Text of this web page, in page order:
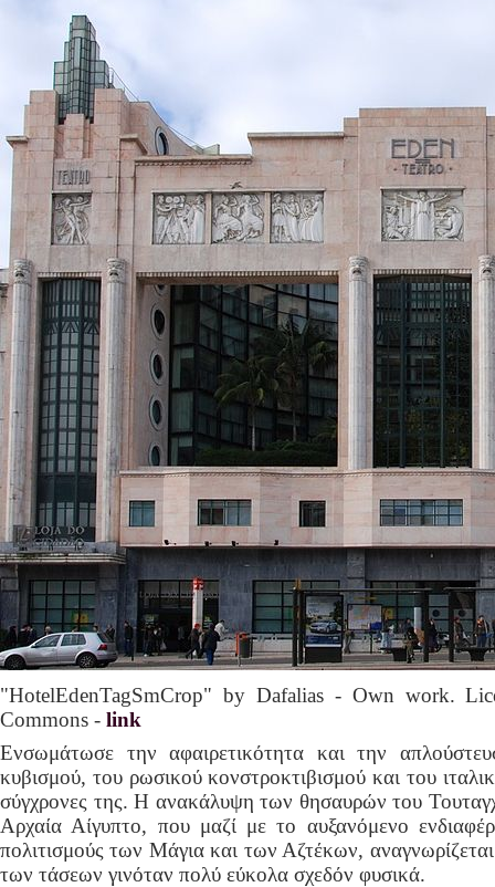
"HotelEdenTagSmCrop" by Dafalias - Own work.
Commons - link
Ενσωμάτωσε την αφαιρετικότητα και την
κυβισμού, του ρωσικού κονστροκτιβισμού και του
σύγχρονες της. Η ανακάλυψη των θησαυρών του
Αρχαία Αίγυπτο, που μαζί με το αυξανόμενο
πολιτισμούς των Μάγια και των Αζτέκων,
των τάσεων γινόταν πολύ εύκολα σχεδόν φυσικά.